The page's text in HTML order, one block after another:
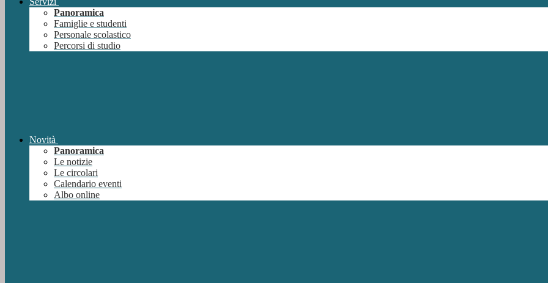
Panoramica
Famiglie e studenti
Personale scolastico
Percorsi di studio
Novità
Panoramica
Le notizie
Le circolari
Calendario eventi
Albo online